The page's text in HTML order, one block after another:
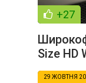
+27
Size HD
29 ЖОВТНЯ